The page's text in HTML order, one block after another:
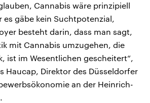
Cannabis wäre prinzipiell
gäbe kein Suchtpotenzial,
besteht darin, dass man sagt,
mit Cannabis umzugehen, die
ist im Wesentlichen gescheitert“,
Haucap, Direktor des Düsseldorfer
an der Heinrich-